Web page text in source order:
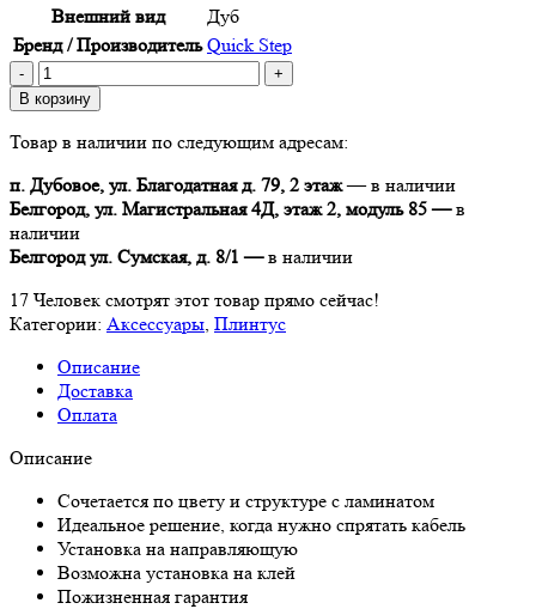
Внешний вид
Дуб
Бренд / Производитель Quick Step
Количество
товара
Ламинированный
плинтус
Step
Паркетный,
бежевый
дуб
В корзину
Товар в наличии по следующим адресам:
п. Дубовое, ул. Благодатная д. 79, 2 этаж— в наличии
Белгород, ул. Магистральная 4Д, этаж 2, модуль 85 —в
наличии
Белгород ул. Сумская, д. 8/1 —в наличии
17 Человек смотрят этот товар прямо сейчас!
Категории: Аксессуары, Плинтус
Описание
Доставка
Оплата
Описание
Сочетается по цвету и структуре с ламинатом
Идеальное решение, когда нужно спрятать кабель
Установка на направляющую
Возможна установка на клей
Пожизненная гарантия